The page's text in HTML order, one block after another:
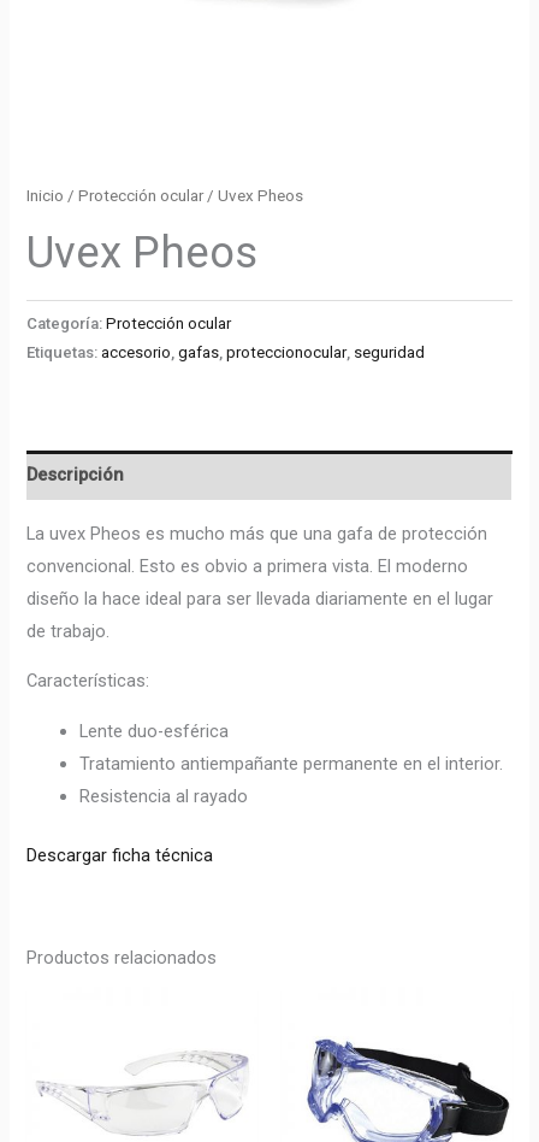
Inicio /Protección ocular/ Uvex Pheos
Uvex Pheos
Categoría:Protección ocular
Etiquetas:accesorio ,gafas ,proteccionocular, seguridad
Descripción
La uvex Pheos es mucho más que una gafa de protección
convencional. Esto es obvio a primera vista. El moderno
diseño la hace ideal para ser llevada diariamente en el lugar
de trabajo.
Características:
Lente duo-esférica
Tratamiento antiempañante permanente en el interior.
Resistencia al rayado
Descargar ficha técnica
Productos relacionados